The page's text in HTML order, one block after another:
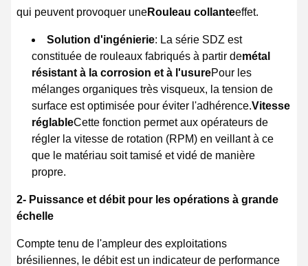
qui peuvent provoquer uneRouleau collanteeffet.
Solution d'ingénierie: La série SDZ est
constituée de rouleaux fabriqués à partir demétal
résistant à la corrosion et à l'usurePour les
mélanges organiques très visqueux, la tension de
surface est optimisée pour éviter l'adhérence.Vitesse
réglableCette fonction permet aux opérateurs de
régler la vitesse de rotation (RPM) en veillant à ce
que le matériau soit tamisé et vidé de manière
propre.
2- Puissance et débit pour les opérations à grande
échelle
Compte tenu de l'ampleur des exploitations
brésiliennes, le débit est un indicateur de performance